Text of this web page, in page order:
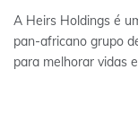
A Heirs Holdings é
pan-africano grupo
para melhorar vidas